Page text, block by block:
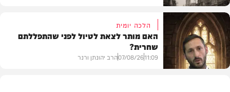
בית המדרש
הלכה יומית
האם מותר לצאת לטיול לפני שהתפללתם
שחרית?
11:09
07/08/26הרב יהונתן ורנר